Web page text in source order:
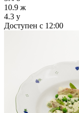
10.9 ж
4.3 у
Доступен с 12:00